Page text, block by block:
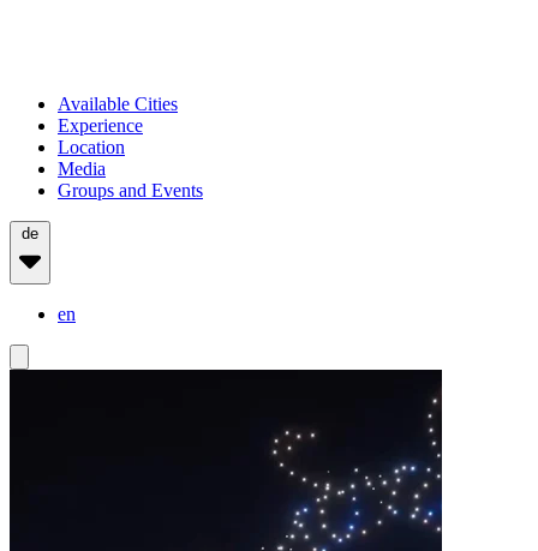
Available Cities
Experience
Location
Media
Groups and Events
de
en